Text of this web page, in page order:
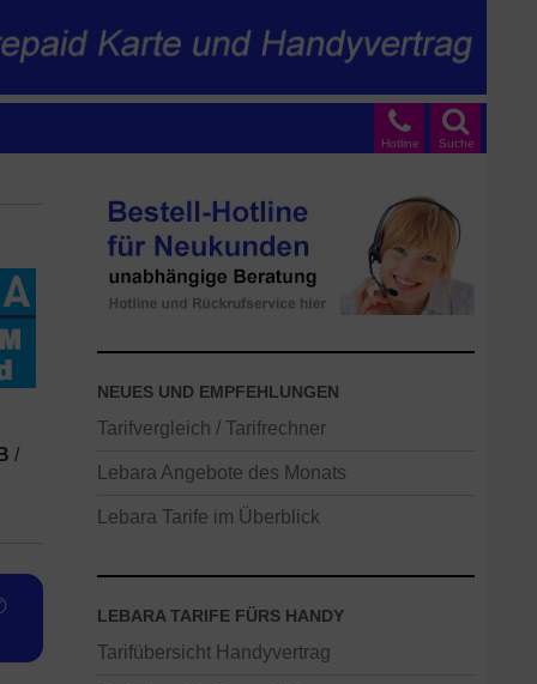
Suche
Hotline
/
NEUES UND EMPFEHLUNGEN
Tarifvergleich / Tarifrechner
Lebara Angebote des Monats
Lebara Tarife im Überblick
LEBARA TARIFE FÜRS HANDY
Tarifübersicht Handyvertrag